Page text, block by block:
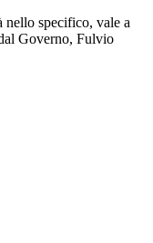
nello specifico, vale a
Governo, Fulvio